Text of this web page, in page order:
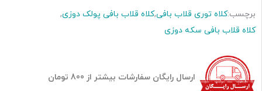
برچسب:کلاه توری قلاب بافی,کلاه قلاب بافی پولک دوزی,
کلاه قلاب بافی سکه دوزی
ارسال رایگان سفارشات بیشتر از 800 تومان